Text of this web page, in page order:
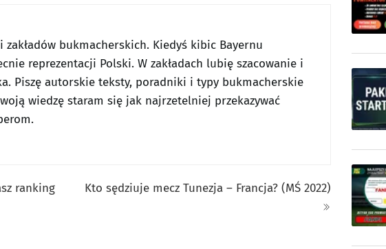
bukmacherskich. Kiedyś kibic Bayernu
reprezentacji Polski. W zakładach lubię szacowanie i
Piszę autorskie teksty, poradniki i typy bukmacherskie
wiedzę staram się jak najrzetelniej przekazywać
ranking Kto sędziuje mecz Tunezja – Francja? (MŚ 2022)